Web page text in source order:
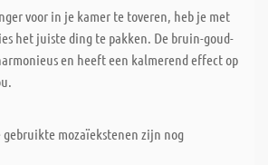
voor in je kamer te toveren, heb je met
het juiste ding te pakken. De bruin-goud-
en heeft een kalmerend effect op
mozaïekstenen zijn nog